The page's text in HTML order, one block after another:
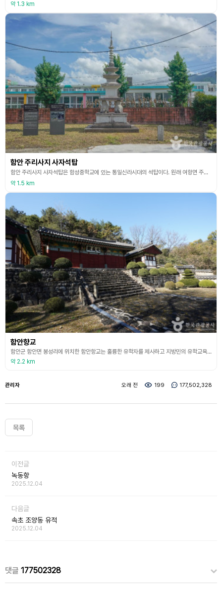
약 1.3 km
함안 주리사지 사자석탑
함안 주리사지 사자석탑은 함성중학교에 있는 통일신라시대의 석탑이다. 원래 여항면 주서리 주리사터에 있던 것을 일제강점기에 면사무소로 이전하였다가, 8.15 광복 후 다시 함성중학교 교정에 옮겨온 것으로, 적지 않는 수난의 역사를 가지고 있는 석탑이다. 수차례에 걸쳐 설치 장소가 이전되면서, 기단부의 4사자와 2층, 3층의 옥개석과 옥신석, 그리고 상륜부(相輪部)의 노반(露盤)만이 잔존하고 그 밖의 부재는 모두 망실되었다. 기단에 네 마리의 사자를 배치
약 1.5 km
함안향교
함안군 함안면 봉성리에 위치한 함안항교는 훌륭한 유학자를 제사하고 지방민의 유학교육과 교화를 위하여 나라에서 지은 교육기관이다. 조선 효종(1649~1659) 때 세워졌으며 6·25전쟁 때 불탔으나 다시 지어 오늘에 이르고 있다. 건물은 출입문인 풍화루, 공부하는 곳인 명륜당과 동·서재, 사당인 대성전과 동·서무가 일렬로 지어졌으며 명륜당이 앞에 있고 대성전이 뒤에 있는 전형적인 전학후묘의 형태를 이루고 있다. 특이한 것은 대성전 좌우에 동·서무가 나
약 2.2 km
관리자 오래 전 199 177,502,328
목록
이전글
녹동항
2025.12.04
다음글
속초 조양동 유적
2025.12.04
댓글 177502328